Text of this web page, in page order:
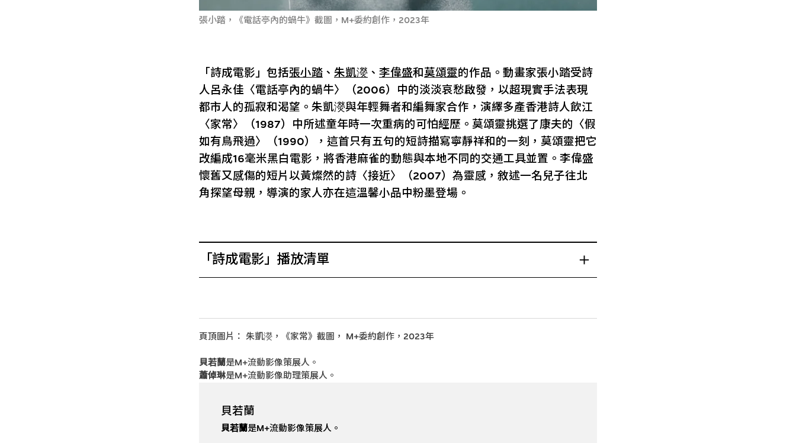
張小踏，《電話亭內的蝸牛》截圖，M+委約創作，2023年
「詩成電影」包括張小踏 、 朱凱濙 、 李偉盛和莫頌靈的作品。動畫家張小踏受詩
人呂永佳〈電話亭內的蝸牛〉（2006）中的淡淡哀愁啟發，以超現實手法表現
都市人的孤寂和渴望。朱凱濙與年輕舞者和編舞家合作，演繹多產香港詩人飲江
〈家常〉（1987）中所述童年時一次重病的可怕經歷。莫頌靈挑選了康夫的〈假
如有鳥飛過〉（1990），這首只有五句的短詩描寫寧靜祥和的一刻，莫頌靈把它
改編成16毫米黑白電影，將香港麻雀的動態與本地不同的交通工具並置。李偉盛
懷舊又感傷的短片以黃燦然的詩〈接近〉（2007）為靈感，敘述一名兒子往北
角探望母親，導演的家人亦在這溫馨小品中粉墨登場。
「詩成電影」播放清單
頁頂圖片： 朱凱濙，《家常》截圖， M+委約創作，2023年
貝若蘭是M+流動影像策展人。
蕭倬琳是M+流動影像助理策展人。
貝若蘭
貝若蘭是M+流動影像策展人。